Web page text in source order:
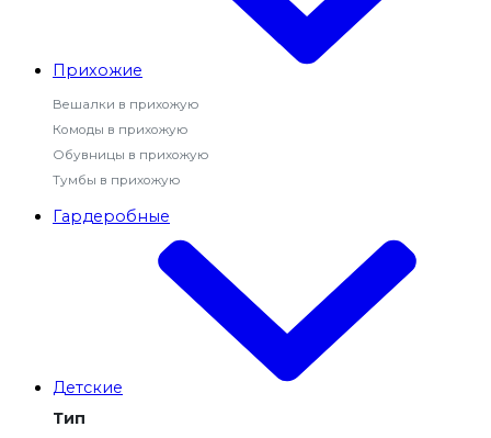
Прихожие
Вешалки в прихожую
Комоды в прихожую
Обувницы в прихожую
Тумбы в прихожую
Гардеробные
Детские
Тип